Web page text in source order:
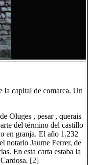
la capital de comarca. Un
Oluges , pesar , querais
del término del castillo
en granja. El año 1.232
notario Jaume Ferrer, de
En esta carta estaba la
[2]